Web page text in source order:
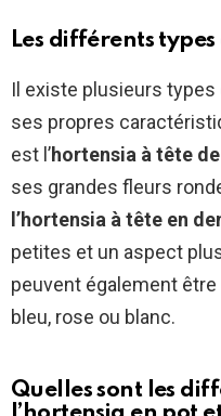
Les différents types
Il existe plusieurs types
ses propres
est l’hortensia à tête
ses grandes fleurs
l’hortensia à tête en
petites et un aspect
peuvent également
bleu, rose ou blanc.
Quelles sont les